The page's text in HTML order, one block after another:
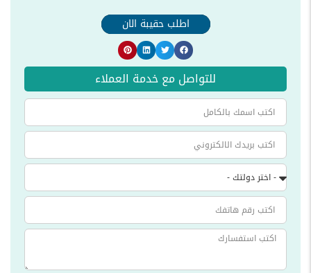
اطلب حقيبة الان
للتواصل مع خدمة العملاء